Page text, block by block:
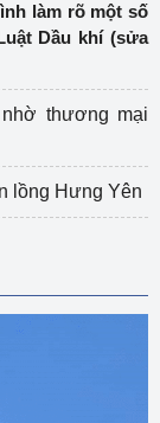
làm rõ một số
Dầu khí (sửa
thương mại
lồng Hưng Yên